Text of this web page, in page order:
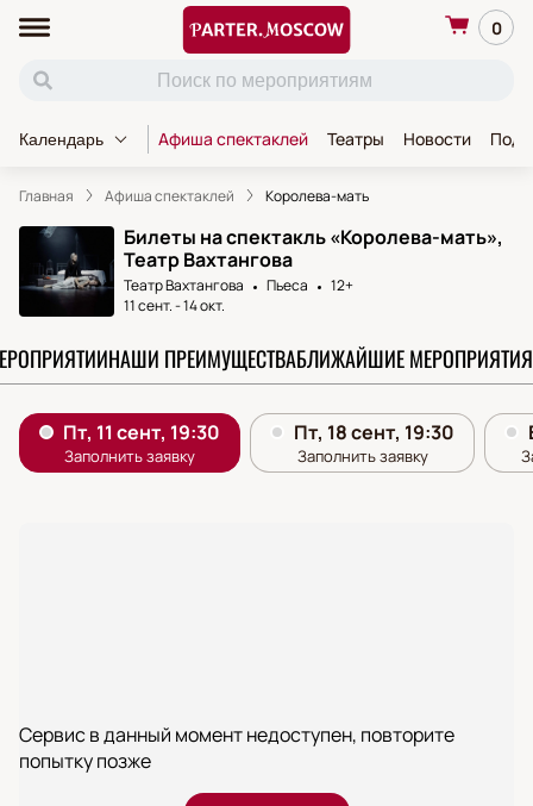
0
Календарь Афиша спектаклей Театры Новости
Главная Афиша спектаклей Королева-мать
Билеты на спектакль «Королева-мать»,
Театр Вахтангова
Театр Вахтангова Пьеса
12+
11 сент.-14 окт.
НАШИ ПРЕИМУЩЕСТВАБЛИЖАЙШИЕ МЕРОПРИЯТИЯ
Сервис в данный момент недоступен, повторите
попытку позже